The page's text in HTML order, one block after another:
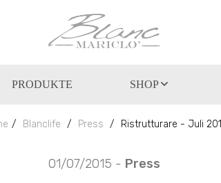
PRODUKTE SHOP
Blanclife Press Ristrutturare - Juli
01/07/2015 - Press